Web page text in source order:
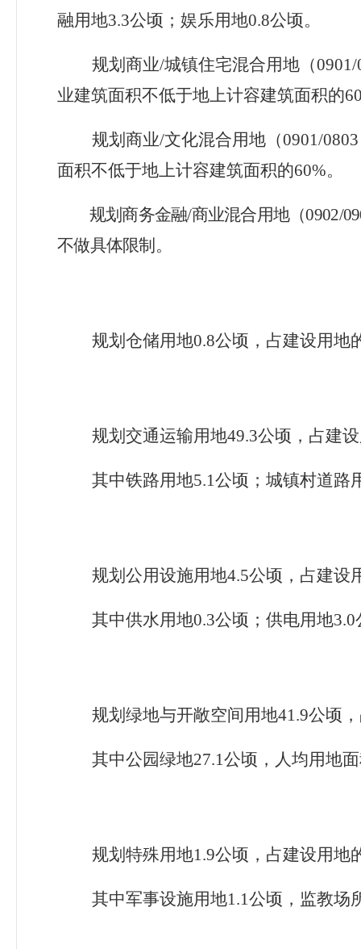
融用地3.3公顷；娱乐用地0.8公顷。
规划商业/城镇住宅混合用地（0901/
业建筑面积不低于地上计容建筑面积的
规划商业/文化混合用地（0901/0803
面积不低于地上计容建筑面积的60%。
规划商务金融/商业混合用地（0902/
不做具体限制。
规划仓储用地0.8公顷，占建设用地
规划交通运输用地49.3公顷，占建
其中铁路用地5.1公顷；城镇村道路
规划公用设施用地4.5公顷，占建设
其中供水用地0.3公顷；供电用地3.0
规划绿地与开敞空间用地41.9公顷
其中公园绿地27.1公顷，人均用地
规划特殊用地1.9公顷，占建设用地
其中军事设施用地1.1公顷，监教场